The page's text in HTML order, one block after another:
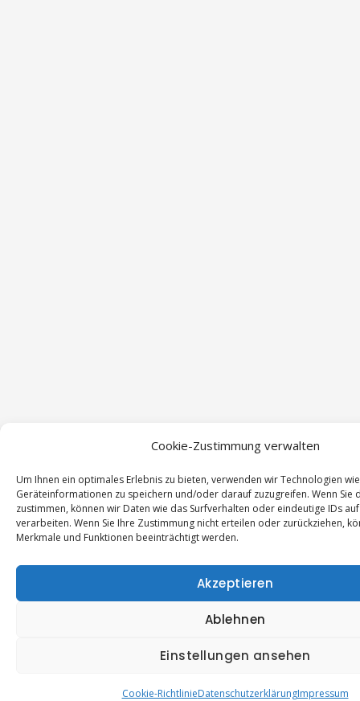
Cookie-Zustimmung verwalten
Um Ihnen ein optimales Erlebnis zu bieten, verwenden wir Technologien
Geräteinformationen zu speichern und/oder darauf zuzugreifen. Wenn Sie
zustimmen, können wir Daten wie das Surfverhalten oder eindeutige IDs
verarbeiten. Wenn Sie Ihre Zustimmung nicht erteilen oder zurückziehen,
Merkmale und Funktionen beeinträchtigt werden.
Akzeptieren
Ablehnen
Einstellungen ansehen
Cookie-RichtlinieDatenschutzerklärungImpressum
Wir verwenden Cookies.
anbieten zu können und die Zugriffe auf unsere Website zu
Außerdem geben wir Informationen zu Ihrer Verwendung
unsere Partner für soziale Medien, Werbung und Analysen
Partner führen diese Informationen möglicherweise mit
Nutzung der Dienste gesammelt haben.